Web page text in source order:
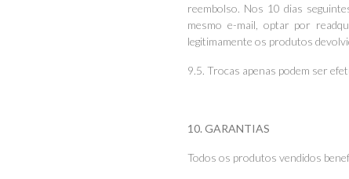
reembolso. Nos 10 dias
mesmo e-mail, optar por
legitimamente os produtos
9.5. Trocas apenas podem ser
10. GARANTIAS
Todos os produtos vendidos